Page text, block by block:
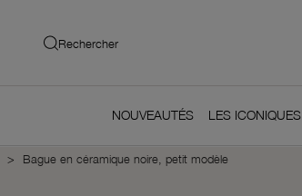
Rechercher
NOUVEAUTÉS LES ICONIQUES
Bague en céramique noire, petit modèle